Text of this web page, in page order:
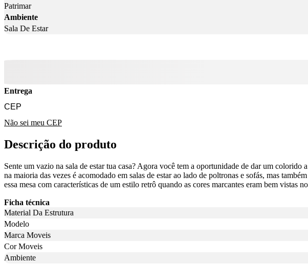
Patrimar
Ambiente
Sala De Estar
Entrega
Não sei meu CEP
Descrição do produto
Sente um vazio na sala de estar tua casa? Agora você tem a oportunidade de dar um
na maioria das vezes é acomodado em salas de estar ao lado de poltronas e sofás, mas
essa mesa com características de um estilo retrô quando as cores marcantes eram bem
Ficha técnica
Material Da Estrutura
Modelo
Marca Moveis
Cor Moveis
Ambiente